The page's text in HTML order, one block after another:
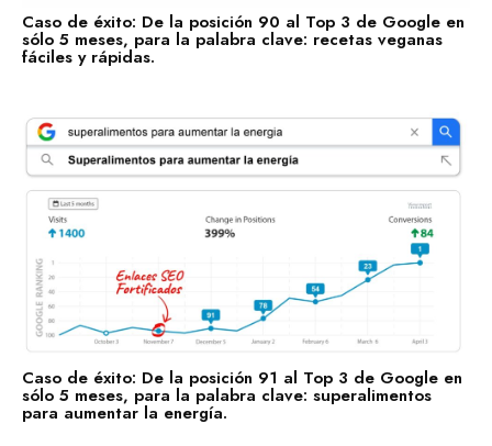
Caso de éxito: De la posición 90 al Top 3 de Google en
sólo 5 meses, para la palabra clave: recetas veganas
fáciles y rápidas.
Caso de éxito: De la posición 91 al Top 3 de Google en
sólo 5 meses, para la palabra clave: superalimentos
para aumentar la energía.